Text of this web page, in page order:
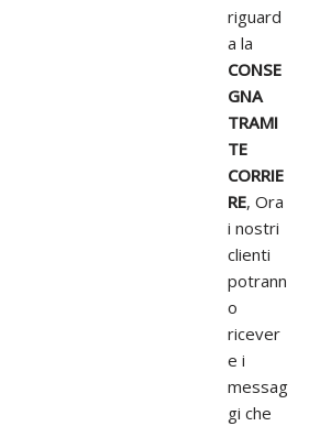
riguard
a la
CONSE
GNA
TRAMI
TE
CORRIE
RE, Ora
i nostri
clienti
potrann
o
ricever
e i
messag
gi che